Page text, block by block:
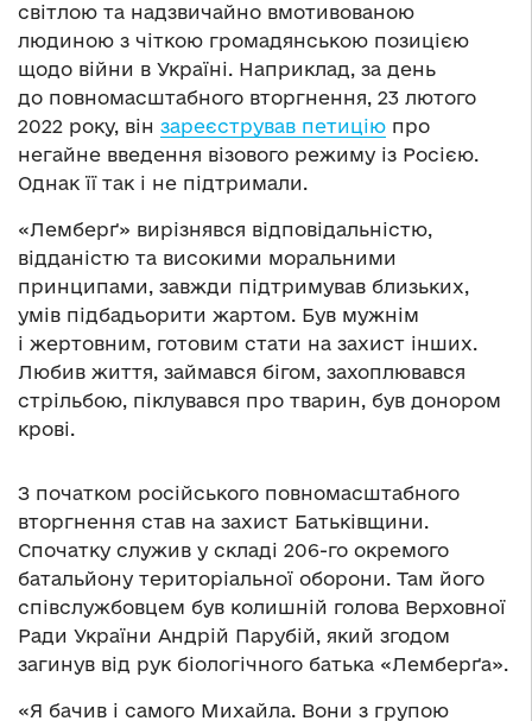
світлою та надзвичайно вмотивованою
людиною з чіткою громадянською позицією
щодо війни в Україні. Наприклад, за день
до повномасштабного вторгнення, 23 лютого
2022 року, він зареєстрував петицію про
негайне введення візового режиму із Росією.
Однак її так і не підтримали.
«Лемберґ» вирізнявся відповідальністю,
відданістю та високими моральними
принципами, завжди підтримував близьких,
умів підбадьорити жартом. Був мужнім
і жертовним, готовим стати на захист інших.
Любив життя, займався бігом, захоплювався
стрільбою, піклувався про тварин, був донором
крові.
З початком російського повномасштабного
вторгнення став на захист Батьківщини.
Спочатку служив у складі 206-го окремого
батальйону територіальної оборони. Там його
співслужбовцем був колишній голова Верховної
Ради України Андрій Парубій, який згодом
загинув від рук біологічного батька «Лемберґа».
«Я бачив і самого Михайла. Вони з групою